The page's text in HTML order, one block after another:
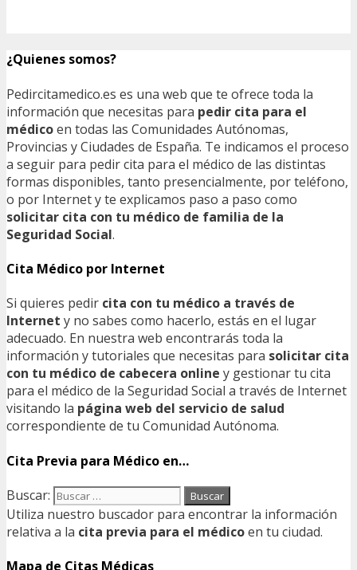
¿Quienes somos?
Pedircitamedico.es es una web que te ofrece toda la
información que necesitas para pedir cita para el
médicoen todas las Comunidades Autónomas,
Provincias y Ciudades de España. Te indicamos el proceso
a seguir para pedir cita para el médico de las distintas
formas disponibles, tanto presencialmente, por teléfono,
o por Internet y te explicamos paso a paso como
solicitar cita con tu médico de familia de la
Seguridad Social.
Cita Médico por Internet
Si quieres pedir cita con tu médico a través de
Internet y no sabes como hacerlo, estás en el lugar
adecuado. En nuestra web encontrarás toda la
información y tutoriales que necesitas para solicitar cita
con tu médico de cabecera online y gestionar tu cita
para el médico de la Seguridad Social a través de Internet
visitando la página web del servicio de salud
correspondiente de tu Comunidad Autónoma.
Cita Previa para Médico en…
Buscar:
Utiliza nuestro buscador para encontrar la información
relativa a la cita previa para el médicoen tu ciudad.
Mapa de Citas Médicas